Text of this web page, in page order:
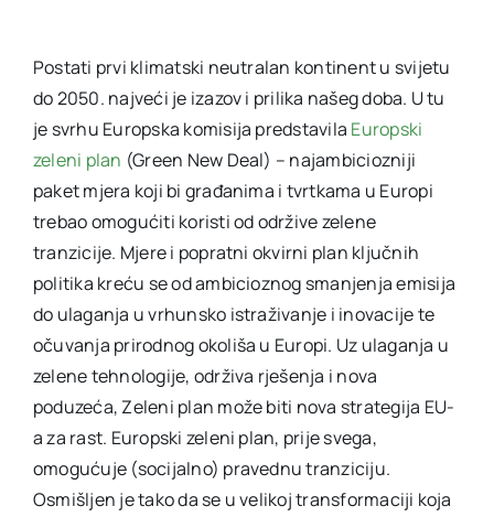
Postati prvi klimatski neutralan kontinent u svijetu
do 2050. najveći je izazov i prilika našeg doba. U tu
je svrhu Europska komisija predstavila Europski
zeleni plan (Green New Deal) – najambiciozniji
paket mjera koji bi građanima i tvrtkama u Europi
trebao omogućiti koristi od održive zelene
tranzicije. Mjere i popratni okvirni plan ključnih
politika kreću se od ambicioznog smanjenja emisija
do ulaganja u vrhunsko istraživanje i inovacije te
očuvanja prirodnog okoliša u Europi. Uz ulaganja u
zelene tehnologije, održiva rješenja i nova
poduzeća, Zeleni plan može biti nova strategija EU-
a za rast. Europski zeleni plan, prije svega,
omogućuje (socijalno) pravednu tranziciju.
Osmišljen je tako da se u velikoj transformaciji koja